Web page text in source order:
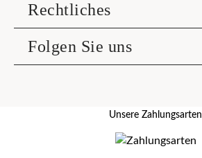
Rechtliches
Folgen Sie uns
Unsere Zahlungsarten